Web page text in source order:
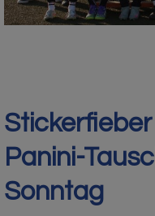
Panini-
Sonntag